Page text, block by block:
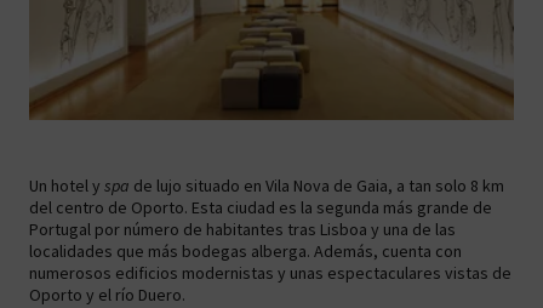
Un hotel y spa de lujo situado en Vila Nova de Gaia, a tan solo 8 km
del centro de Oporto. Esta ciudad es la segunda más grande de
Portugal por número de habitantes tras Lisboa y una de las
localidades que más bodegas alberga. Además, cuenta con
numerosos edificios modernistas y unas espectaculares vistas de
Oporto y el río Duero.